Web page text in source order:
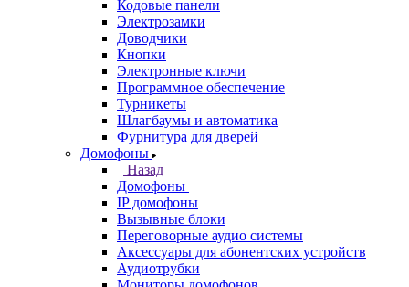
Кодовые панели
Электрозамки
Доводчики
Кнопки
Электронные ключи
Программное обеспечение
Турникеты
Шлагбаумы и автоматика
Фурнитура для дверей
Домофоны
Назад
Домофоны
IP домофоны
Вызывные блоки
Переговорные аудио системы
Аксессуары для абонентских устройств
Аудиотрубки